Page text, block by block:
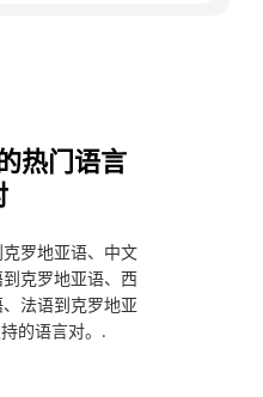
热门语言
罗地亚语、中文
克罗地亚语、西
法语到克罗地亚
的语言对。.